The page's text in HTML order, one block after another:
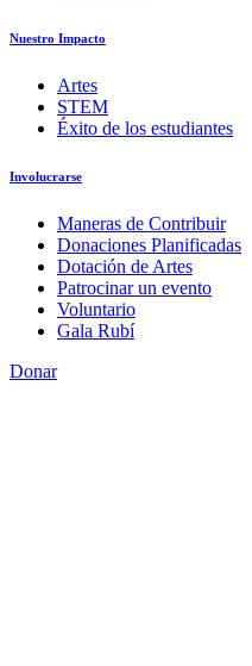
Nuestro Impacto
Artes
STEM
Éxito de los estudiantes
Involucrarse
Maneras de Contribuir
Donaciones Planificadas
Dotación de Artes
Patrocinar un evento
Voluntario
Gala Rubí
Donar